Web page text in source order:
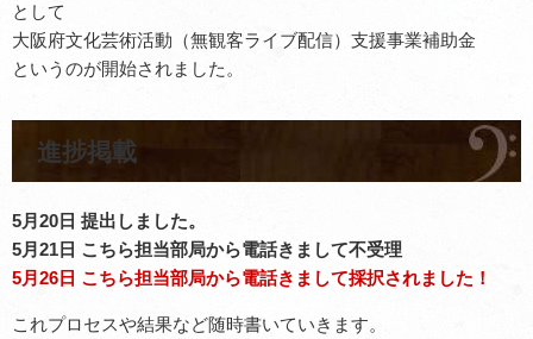
として
大阪府文化芸術活動（無観客ライブ配信）支援事業補助金
というのが開始されました。
進捗掲載
5月20日 提出しました。
5月21日 こちら担当部局から電話きまして不受理
5月26日 こちら担当部局から電話きまして採択されました！
これプロセスや結果など随時書いていきます。